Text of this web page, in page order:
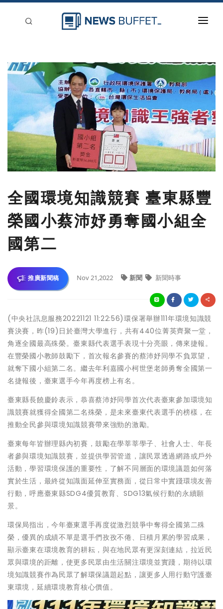
新聞稿分類
登入
刊登
全國環境知識競賽 臺東縣豐
榮國小蔡沛妤勇奪國小組全
國第二
推廣新聞稿 Nov 21,2022 新聞 新聞時事
(中央社訊息服務20221121 11:22:56)環保署舉辦111年環境知識競
賽決賽，昨(19)日於臺灣大學進行，共有440位菁英齊聚一堂，
角逐全國最高殊榮。臺東縣代表選手表現十分亮眼，傳來捷報。
在豐榮國小教師鼓勵下，首次報名參賽的蔡沛妤同學不負眾望，
就奪下國小組第二名。繼去年利嘉國小柯世堡老師勇奪全國第一
名捷報後，臺東選手今年再度榜上有名。
臺東縣長饒慶鈴表示，恭喜蔡沛妤同學首次代表臺東參加環境知
識競賽就獲得全國第二名殊榮，是未來臺東代表選手的榜樣，在
推動全民參與環境知識競賽帶來強勁的激勵。
臺東每年皆辦理縣內初賽，鼓勵在學莘莘學子、社會人士、年長
者參與環境知識競賽，並提供學習管道，讓民眾透過網路或戶外
活動，學習環境保護的重要性，了解不同層面的環境議題如何落
實於生活，最終從知識面延伸至實務面，從日常中實踐環境友善
行動，呼應臺東縣SDG4優質教育、SDG13氣候行動的永續願
景。
環保局指出，今年臺東選手再度從激烈競爭中奪得全國第二殊
榮，優異的成績不單是選手們孜孜不倦、日積月累的學習成果，
顯示臺東在環境教育的耕耘，與在地民眾有更深刻連結，拉近民
眾與環境的距離，使更多民眾由生活關注環境並實踐，期待以環
境知識競賽作為民眾了解環保議題起點，讓更多人用行動守護臺
東環境，延續環境教育核心價值。